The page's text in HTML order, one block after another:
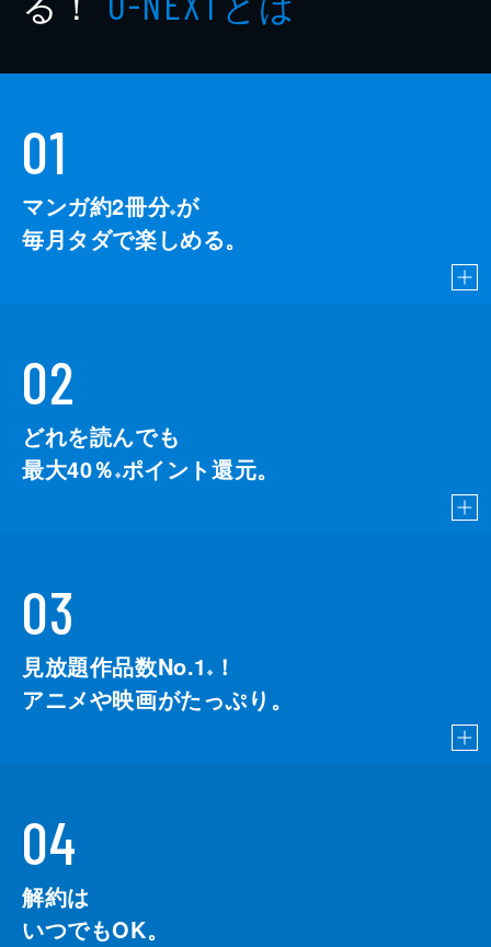
01
マンガ約2冊分※が
毎月タダで楽しめる。
02
どれを読んでも
最大40％ ※ポイント還元。
03
見放題作品数No.1 ※
！
アニメや映画がたっぷり。
04
解約は
いつでもOK。